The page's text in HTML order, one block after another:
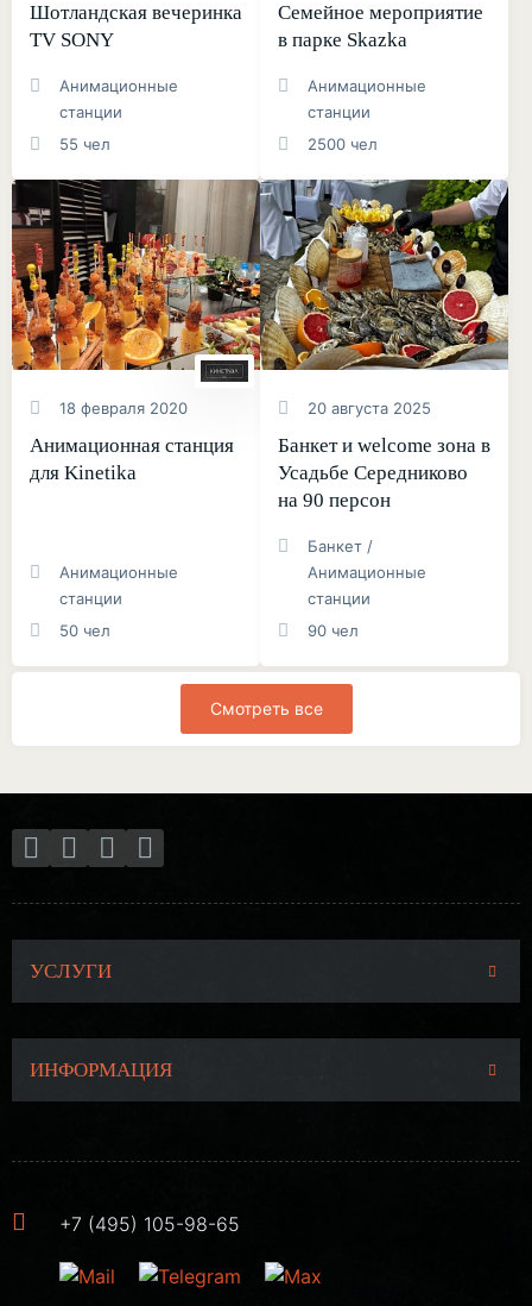
Шотландская вечеринка
TV SONY
Анимационные
станции
55 чел
Семейное мероприятие
в парке Skazka
Анимационные
станции
2500 чел
18 февраля 2020
Анимационная станция
для Kinetika
Анимационные
станции
50 чел
20 августа 2025
Банкет и welcome зона в
Усадьбе Середниково
на 90 персон
Банкет /
Анимационные
станции
90 чел
Смотреть все
УСЛУГИ
ИНФОРМАЦИЯ
+7 (495) 105-98-65